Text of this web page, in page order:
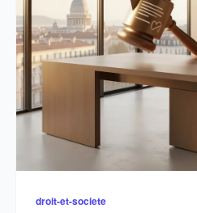
droit-et-societe